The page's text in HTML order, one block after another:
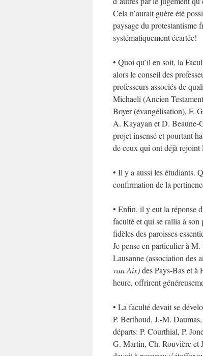
Cela n’aurait guère été
paysage du protestantisme
systématiquement écartée!
• Quoi qu’il en soit, la
alors le conseil des
professeurs associés de
Michaeli (Ancien
Boyer (évangélisation), F.
A. Kayayan et D. Beaune-
projet insensé et pourtant
de ceux qui ont déjà rejoint
• Il y a aussi les étudiants.
confirmation de la
• Enfin, il y eut la réponse
faculté et qui se rallia à son
fidèles des paroisses
Je pense en particulier à
Lausanne (association des
van Aix)des Pays-Bas et
heure, offrirent
• La faculté devait se
P. Berthoud, J.-M.
départs: P. Courthial, P.
G. Martin, Ch. Rouvière et